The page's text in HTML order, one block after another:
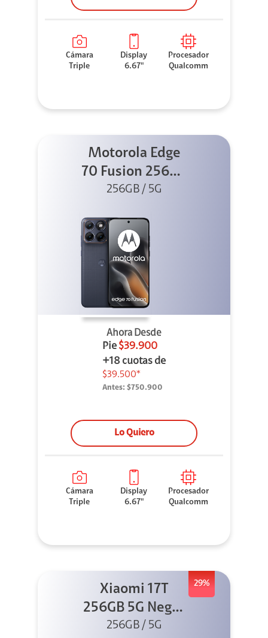
Cámara
Triple
Display
6.67"
Procesador
Qualcomm
Motorola Edge
70 Fusion 256GB
Azul
256GB / 5G
Ahora Desde
Pie $39.900
+18 cuotas de
$39.500*
Antes: $750.900
Lo Quiero
Cámara
Triple
Display
6.67"
Procesador
Qualcomm
29%
Xiaomi 17T
256GB 5G Negro
+ Sound
256GB / 5G